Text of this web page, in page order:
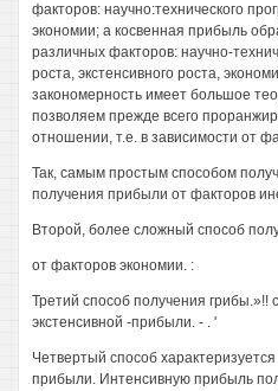
факторов: научно:технического
экономии; а косвенная прибыль
различных факторов: научно-
роста, экстенсивного роста,
закономерность имеет большое
позволяем прежде всего
отношении, т.е. в зависимости от
Так, самым простым способом
получения прибыли от факторов
Второй, более сложный способ
от факторов экономии. :
Третий способ получения грибы.»!!
экстенсивной -прибыли. - . '
Четвертый способ
прибыли. Интенсивную прибыль